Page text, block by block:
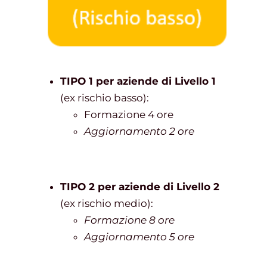
TIPO 1 per aziende di Livello 1
(ex rischio basso):
Formazione 4 ore
Aggiornamento 2 ore
TIPO 2 per aziende di Livello 2
(ex rischio medio):
Formazione 8 ore
Aggiornamento 5 ore